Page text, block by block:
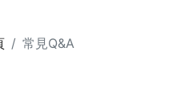
常見Q&A